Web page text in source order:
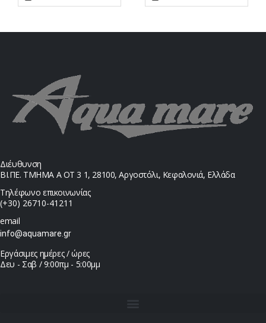
Διέυθυνση
ΒΙ.ΠΕ. ΤΜΗΜΑ Α ΟΤ 3 1, 28100, Αργοστόλι, Κεφαλονιά, Ελλάδα
Τηλέφωνο επικοινωνίας
(+30) 26710-41211
email
info@aquamare.gr
Εργάσιμες ημέρες / ώρες
Δευ - Σαβ / 9:00πμ - 5:00μμ